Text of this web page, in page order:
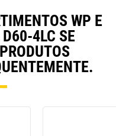
WP E
4LC SE